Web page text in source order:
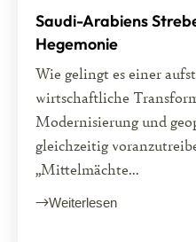
Saudi-Arabiens
Hegemonie
Wie gelingt es einer
wirtschaftliche
Modernisierung und
gleichzeitig
„Mittelmächte...
Weiterlesen